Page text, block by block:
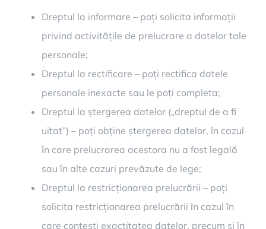
Dreptul la informare – poți solicita informații
privind activitățile de prelucrare a datelor tale
personale;
Dreptul la rectificare – poți rectifica datele
personale inexacte sau le poți completa;
Dreptul la ștergerea datelor („dreptul de a fi
uitat”) – poți obține ștergerea datelor, în cazul
în care prelucrarea acestora nu a fost legală
sau în alte cazuri prevăzute de lege;
Dreptul la restricționarea prelucrării – poți
solicita restricționarea prelucrării în cazul în
care contești exactitatea datelor, precum și în